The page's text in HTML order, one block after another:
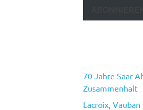
70 Jahre Saar-
Zusammenhalt
Lacroix,